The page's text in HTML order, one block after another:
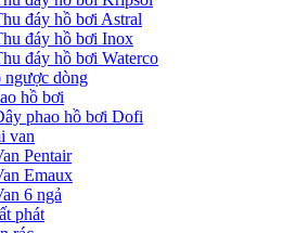
đáy hồ bơi Astral
đáy hồ bơi Inox
đáy hồ bơi Waterco
ngược dòng
hồ bơi
phao hồ bơi Dofi
van
Pentair
Emaux
6 ngả
phát